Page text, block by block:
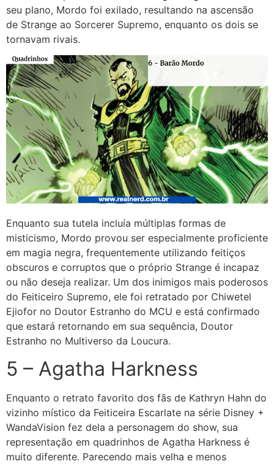
seu plano, Mordo foi exilado, resultando na ascensão
de Strange ao Sorcerer Supremo, enquanto os dois se
tornavam rivais.
Enquanto sua tutela incluía múltiplas formas de
misticismo, Mordo provou ser especialmente proficiente
em magia negra, frequentemente utilizando feitiços
obscuros e corruptos que o próprio Strange é incapaz
ou não deseja realizar. Um dos inimigos mais poderosos
do Feiticeiro Supremo, ele foi retratado por Chiwetel
Ejiofor no Doutor Estranho do MCU e está confirmado
que estará retornando em sua sequência, Doutor
Estranho no Multiverso da Loucura.
5 – Agatha Harkness
Enquanto o retrato favorito dos fãs de Kathryn Hahn do
vizinho místico da Feiticeira Escarlate na série Disney +
WandaVision fez dela a personagem do show, sua
representação em quadrinhos de Agatha Harkness é
muito diferente. Parecendo mais velha e menos